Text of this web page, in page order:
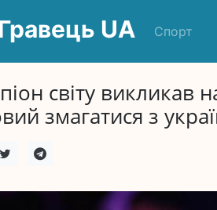
UA Спорт
світу викликав
змагатися з